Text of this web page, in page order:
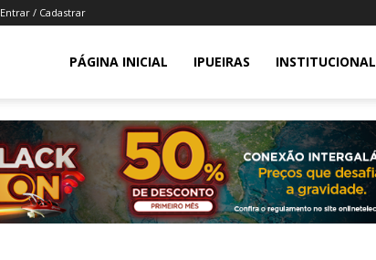
Entrar / Cadastrar
PÁGINA INICIAL IPUEIRAS INSTITUCIONAL